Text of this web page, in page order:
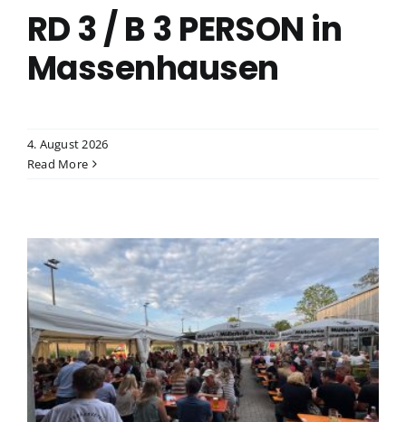
RD 3 / B 3 PERSON in
Massenhausen
4. August 2026
Read More